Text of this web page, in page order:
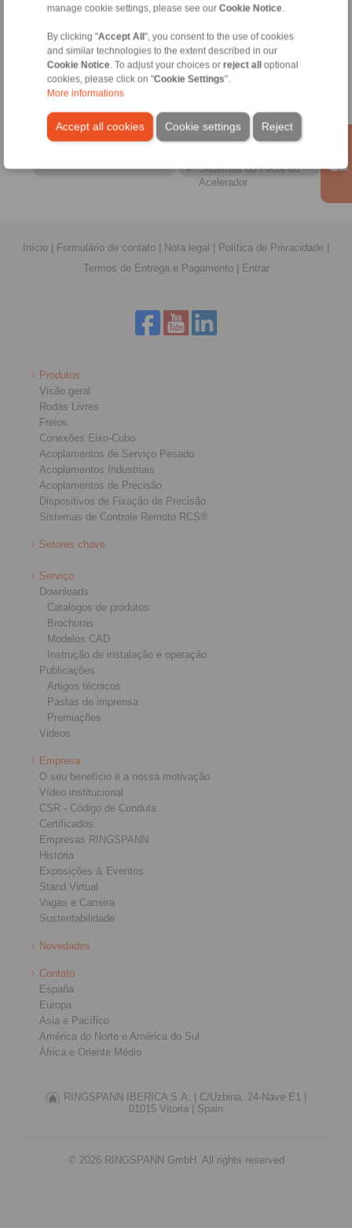
manage cookie settings, please see our Cookie Notice.
By clicking "Accept All ", you consent to the use of cookies
and similar technologies to the extent described in our
Cookie Notice. To adjust your choices or reject all
optional
cookies, please click on "Cookie Settings".
More informations
Accept all cookies Reject
Cookie settings
Mandris de Fixação de
Precisão
Pinos de Fixação de
Precisão
Acoplamentos de
Cabos de Tração e
Cabos de Bowden
Cabos Funcionais
Alavancas de
Sistemas do Pedal do
Acelerador
Início Formulário de contato Nota legal Política de Privacidade
Termos de Entrega e Pagamento| Entrar
Produtos
Visão geral
Rodas Livres
Freios
Conexões Eixo-Cubo
Acoplamentos de Serviço Pesado
Acoplamentos Industriais
Acoplamentos de Precisão
Dispositivos de Fixação de Precisão
Sistemas de Controle Remoto RCS®
Setores chave
Serviço
Downloads
Catalogos de produtos
Brochuras
Modelos CAD
Instrução de instalação e operação
Publicações
Artigos técnicos
Pastas de imprensa
Premiações
Videos
Empresa
O seu benefício é a nossa motivação
Vídeo institucional
CSR - Código de Conduta
Certificados
Empresas RINGSPANN
História
Exposições & Eventos
Stand Virtual
Vagas e Carreira
Sustentabilidade
Novedades
Contato
España
Europa
Asia e Pacífico
América do Norte e América do Sul
África e Oriente Médio
RINGSPANN IBERICA S.A. |
C/Uzbina, 24-Nave E1 |
01015 Vitoria |
Spain
© 2026 RINGSPANN GmbH. All rights reserved